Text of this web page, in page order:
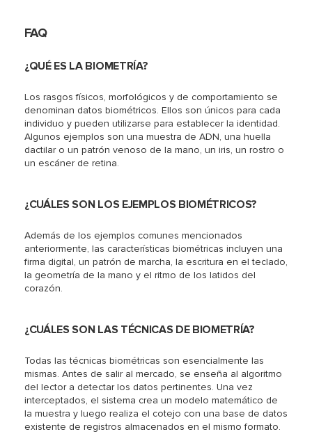
FAQ
¿QUÉ ES LA BIOMETRÍA?
Los rasgos físicos, morfológicos y de comportamiento se
denominan datos biométricos. Ellos son únicos para cada
individuo y pueden utilizarse para establecer la identidad.
Algunos ejemplos son una muestra de ADN, una huella
dactilar o un patrón venoso de la mano, un iris, un rostro o
un escáner de retina.
¿CUÁLES SON LOS EJEMPLOS BIOMÉTRICOS?
Además de los ejemplos comunes mencionados
anteriormente, las características biométricas incluyen una
firma digital, un patrón de marcha, la escritura en el teclado,
la geometría de la mano y el ritmo de los latidos del
corazón.
¿CUÁLES SON LAS TÉCNICAS DE BIOMETRÍA?
Todas las técnicas biométricas son esencialmente las
mismas. Antes de salir al mercado, se enseña al algoritmo
del lector a detectar los datos pertinentes. Una vez
interceptados, el sistema crea un modelo matemático de
la muestra y luego realiza el cotejo con una base de datos
existente de registros almacenados en el mismo formato.